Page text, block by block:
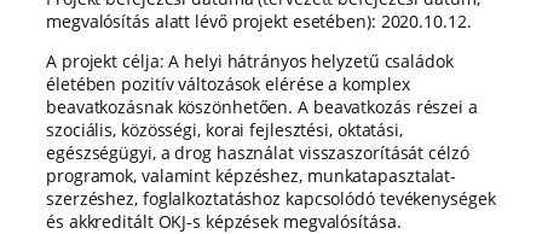
megvalósítás alatt lévő projekt esetében): 2020.10.12.
A projekt célja: A helyi hátrányos helyzetű családok
életében pozitív változások elérése a komplex
beavatkozásnak köszönhetően. A beavatkozás részei a
szociális, közösségi, korai fejlesztési, oktatási,
egészségügyi, a drog használat visszaszorítását célzó
programok, valamint képzéshez, munkatapasztalat-
szerzéshez, foglalkoztatáshoz kapcsolódó tevékenységek
és akkreditált OKJ-s képzések megvalósítása.